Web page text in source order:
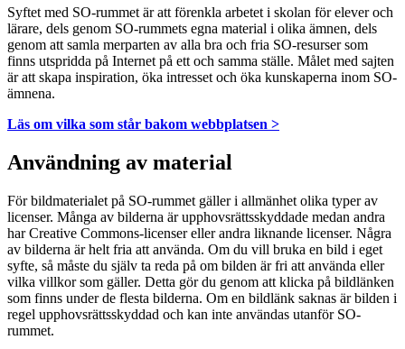
Syftet med SO-rummet är att förenkla arbetet i skolan för elever och
lärare, dels genom SO-rummets egna material i olika ämnen, dels
genom att samla merparten av alla bra och fria SO-resurser som
finns utspridda på Internet på ett och samma ställe. Målet med sajten
är att skapa inspiration, öka intresset och öka kunskaperna inom SO-
ämnena.
Läs om vilka som står bakom webbplatsen >
Användning av material
För bildmaterialet på SO-rummet gäller i allmänhet olika typer av
licenser. Många av bilderna är upphovsrättsskyddade medan andra
har Creative Commons-licenser eller andra liknande licenser. Några
av bilderna är helt fria att använda. Om du vill bruka en bild i eget
syfte, så måste du själv ta reda på om bilden är fri att använda eller
vilka villkor som gäller. Detta gör du genom att klicka på bildlänken
som finns under de flesta bilderna. Om en bildlänk saknas är bilden i
regel upphovsrättsskyddad och kan inte användas utanför SO-
rummet.